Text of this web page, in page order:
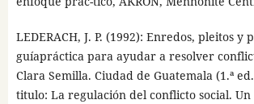
LEDERACH, J. P. (1992): Enredos, pleitos y
guíapráctica para ayudar a resolver
Clara Semilla. Ciudad de Guatemala (1.ª
titulo: La regulación del conflicto social. Un